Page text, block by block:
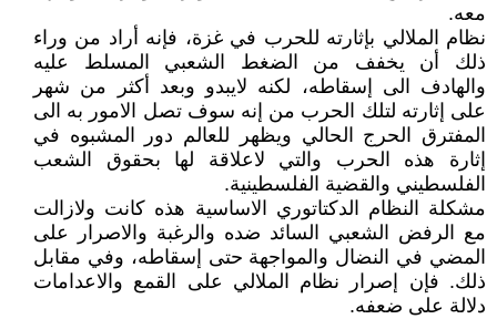
معه.
نظام الملالي بإثارته للحرب في غزة، فإنه أراد من وراء
ذلك أن يخفف من الضغط الشعبي المسلط عليه
والهادف الى إسقاطه، لکنه لايبدو وبعد أکثر من شهر
على إثارته لتلك الحرب من إنه سوف تصل الامور به الى
المفترق الحرج الحالي ويظهر للعالم دور المشبوه في
إثارة هذه الحرب والتي لاعلاقة لها بحقوق الشعب
الفلسطيني والقضية الفلسطينية.
مشکلة النظام الدکتاتوري الاساسية هذه کانت ولازالت
مع الرفض الشعبي السائد ضده والرغبة والاصرار على
المضي في النضال والمواجهة حتى إسقاطه، وفي مقابل
ذلك. فإن إصرار نظام الملالي على القمع والاعدامات
دلالة على ضعفه.